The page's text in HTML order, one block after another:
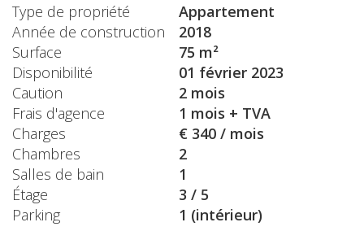
Type de propriété
Appartement
Année de construction
2018
Surface
75 m²
Disponibilité
01 février 2023
Caution
2 mois
Frais d'agence
1 mois + TVA
Charges
€ 340 / mois
Chambres
2
Salles de bain
1
Étage
3 / 5
Parking
1 (intérieur)